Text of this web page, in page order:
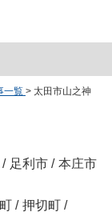
一覧 > 太田市山之神
/ 足利市 / 本庄市
/ 押切町 /